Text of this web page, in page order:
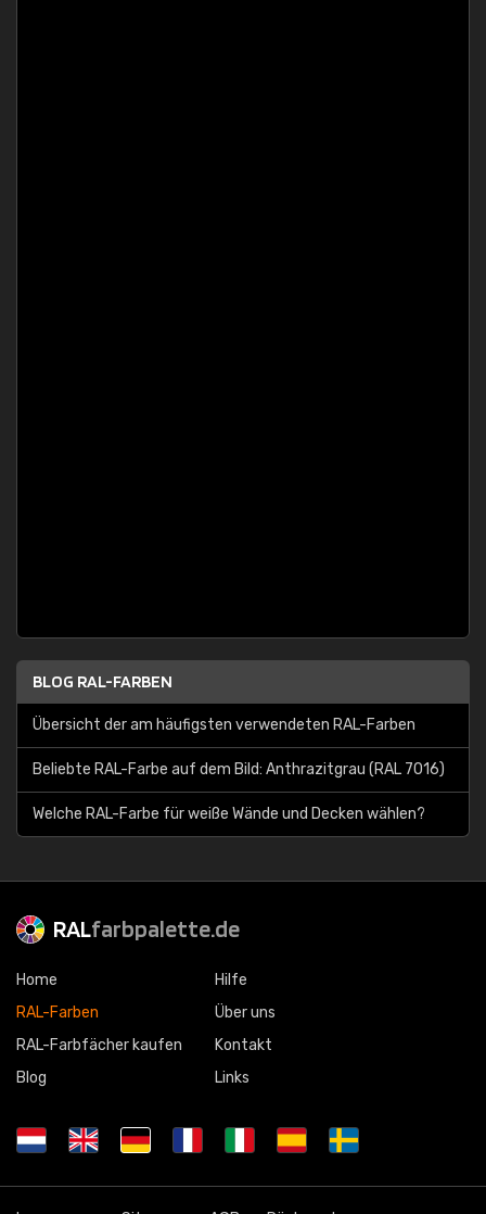
BLOG RAL-FARBEN
Übersicht der am häufigsten verwendeten RAL-Farben
Beliebte RAL-Farbe auf dem Bild: Anthrazitgrau (RAL 7016)
Welche RAL-Farbe für weiße Wände und Decken wählen?
RALfarbpalette.de
Home
RAL-Farben
RAL-Farbfächer kaufen
Blog
Hilfe
Über uns
Kontakt
Links